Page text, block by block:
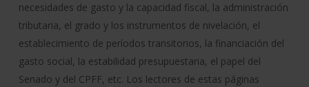
necesidades de gasto y la capacidad fiscal, la administración
tributaria, el grado y los instrumentos de nivelación, el
establecimiento de períodos transitorios, la financiación del
gasto social, la estabilidad presupuestaria, el papel del
Senado y del CPFF, etc. Los lectores de estas páginas